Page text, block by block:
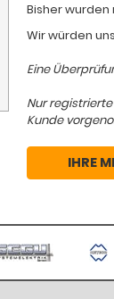
Bisher
Wir würden
Eine
Nur
Kunde
IHRE